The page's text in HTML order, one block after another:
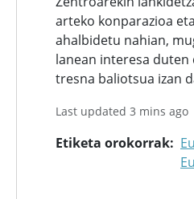
arteko konparazioa
ahalbidetu nahian,
lanean interesa duten
tresna baliotsua izan
Last updated 3 mins ago
Etiketa orokorrak